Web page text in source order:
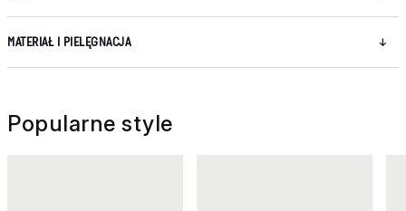
MATERIAŁ I PIELĘGNACJA
Popularne style